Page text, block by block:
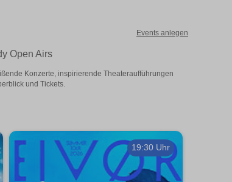
Events anlegen
Open Airs
Konzerte, inspirierende Theateraufführungen
und Tickets.
19:30 Uhr